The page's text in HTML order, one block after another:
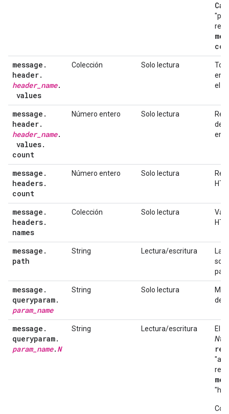
message .
header.
header_ name.
values
Colección Solo lectura
el
message .
header.
header_ name.
values.
count
Número entero Solo lectura
de
en
message .
headers.
count
Número entero Solo lectura
message .
headers.
names
Colección Solo lectura
message .
path
String Lectura/escritura
La
message .
queryparam.
param_ name
String Solo lectura
de
message .
queryparam.
param_ name. N
String Lectura/escritura
El
Nth